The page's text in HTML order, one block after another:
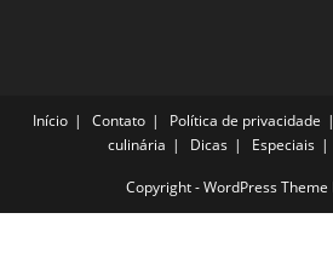
Início Contato Política de privacidade
culinária
Dicas Especiais
Copyright - WordPress Theme